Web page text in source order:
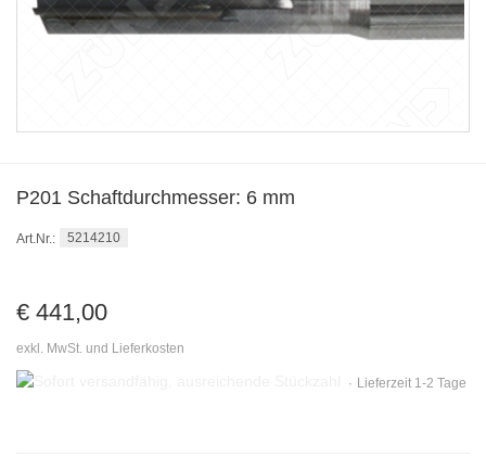
P201 Schaftdurchmesser: 6 mm
Art.Nr.: 5214210
€ 441,00
exkl. MwSt. und Lieferkosten
Sofort
Lieferzeit 1-2 Tage